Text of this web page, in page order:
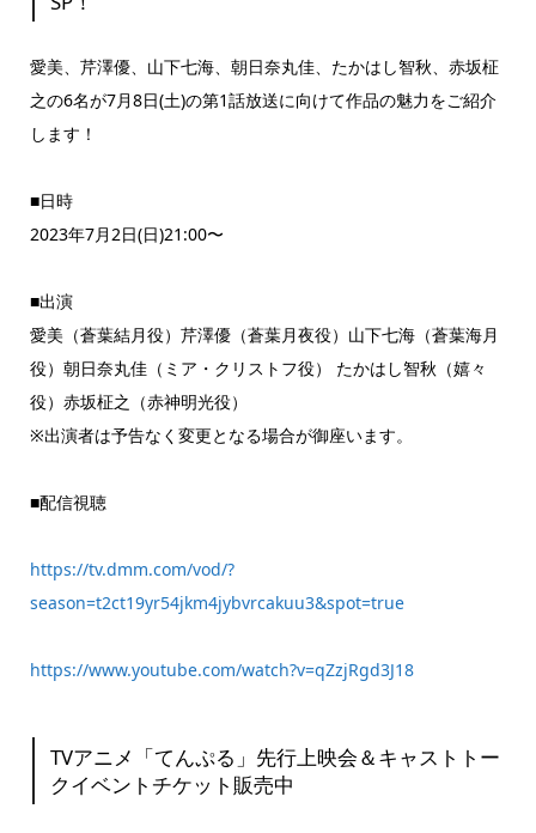
愛美、芹澤優、山下七海、朝日奈丸佳、たかはし智秋、赤坂柾
之の6名が7月8日(土)の第1話放送に向けて作品の魅力をご紹介
します！
■日時
2023年7月2日(日)21:00〜
■出演
愛美（蒼葉結月役）芹澤優（蒼葉月夜役）山下七海（蒼葉海月
役）朝日奈丸佳（ミア・クリストフ役） たかはし智秋（嬉々
役）赤坂柾之（赤神明光役）
※出演者は予告なく変更となる場合が御座います。
■配信視聴
https://tv.dmm.com/vod/?
season=t2ct19yr54jkm4jybvrcakuu3&spot=true
https://www.youtube.com/watch?v=qZzjRgd3J18
TVアニメ「てんぷる」先行上映会＆キャストトー
クイベントチケット販売中